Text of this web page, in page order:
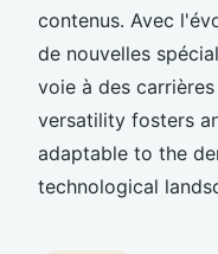
contenus. Avec
de nouvelles
voie à des
versatility fosters
adaptable to the
technological